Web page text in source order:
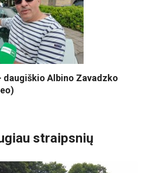
daugiškio Albino Zavadzko
straipsnių